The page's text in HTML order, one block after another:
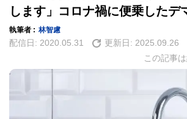
します」コロナ禍に便乗したデ
執筆者 : 林智慮
配信日: 2020.05.31 更新日: 2025.09.26
この記事